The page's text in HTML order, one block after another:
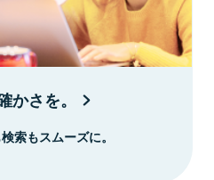
かさを。
索もスムーズに。